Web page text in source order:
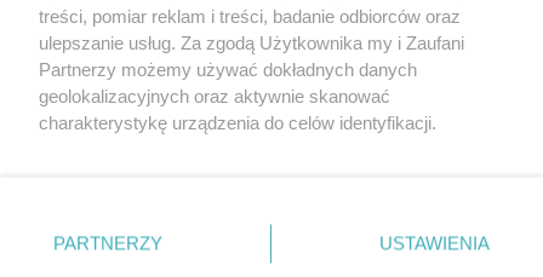
treści, pomiar reklam i treści, badanie odbiorców oraz
ulepszanie usług. Za zgodą Użytkownika my i Zaufani
Partnerzy możemy używać dokładnych danych
geolokalizacyjnych oraz aktywnie skanować
charakterystykę urządzenia do celów identyfikacji.
zmienić/wycofać klikając przycisk ustawień prywatności
znajdujący się w lewym dolnym rogu strony
PARTNERZY USTAWIENIA